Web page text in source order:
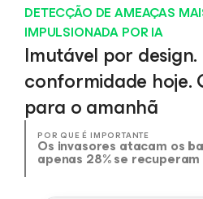
DETECÇÃO DE AMEAÇAS
IMPULSIONADA POR IA
Imutável por design.
conformidade hoje.
para o amanhã
POR QUE É IMPORTANTE
Os invasores atacam os
apenas 28% se